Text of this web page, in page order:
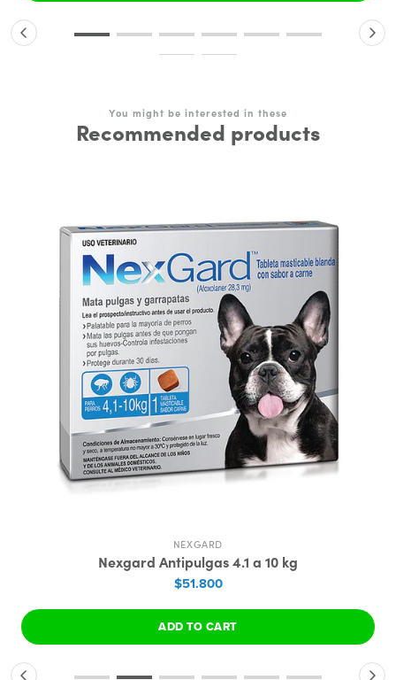
You might be interested in these
Recommended products
NEXGARD
Nexgard Antipulgas 4.1 a 10 kg
$51.800
ADD TO CART